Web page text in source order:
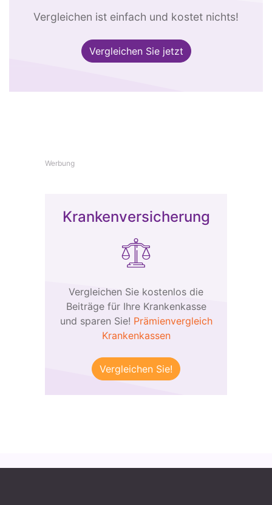
Vergleichen ist einfach und kostet nichts!
Vergleichen Sie jetzt
Werbung
Krankenversicherung
Vergleichen Sie kostenlos die
Beiträge für Ihre Krankenkasse
und sparen Sie! Prämienvergleich
Krankenkassen
Vergleichen Sie!